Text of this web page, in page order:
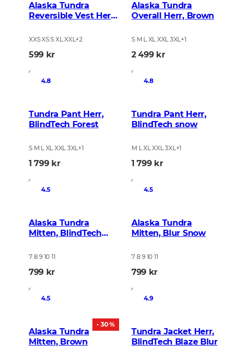
Alaska Tundra
Reversible Vest Herr,
XXS XS S XL XXL+2
599 kr
Alaska Tundra
Overall Herr, Brown
S M L XL XXL 3XL+1
2 499 kr
4.8
Tundra Pant Herr,
BlindTech Forest
S M L XL XXL 3XL+1
1 799 kr
4.8
Tundra Pant Herr,
BlindTech snow
M L XL XXL 3XL+1
1 799 kr
4.5
Alaska Tundra
Mitten, BlindTech
7 8 9 10 11
799 kr
4.5
Alaska Tundra
Mitten, Blur Snow
7 8 9 10 11
799 kr
- 30 %
4.5
Alaska Tundra
Mitten, Brown
4.9
Tundra Jacket Herr,
BlindTech Blaze Blur